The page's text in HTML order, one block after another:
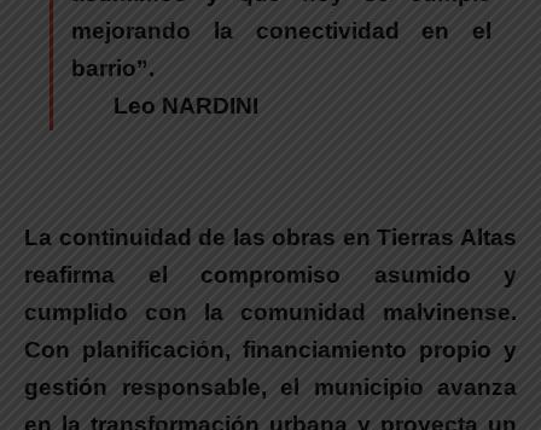
mejorando la conectividad en el
barrio”.
Leo NARDINI
La continuidad de las obras en Tierras Altas
reafirma el compromiso asumido y
cumplido con la comunidad malvinense.
Con planificación, financiamiento propio y
gestión responsable, el municipio avanza
en la transformación urbana y proyecta un